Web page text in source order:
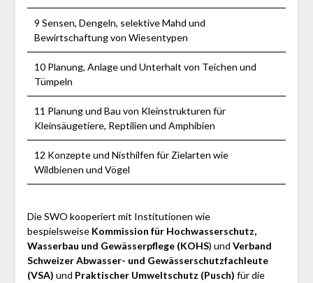
9 Sensen, Dengeln, selektive Mahd und
Bewirtschaftung von Wiesentypen
10 Planung, Anlage und Unterhalt von Teichen und
Tümpeln
11 Planung und Bau von Kleinstrukturen für
Kleinsäugetiere, Reptilien und Amphibien
12 Konzepte und Nisthilfen für Zielarten wie
Wildbienen und Vögel
Die SWO kooperiert mit Institutionen wie
bespielsweise Kommission für Hochwasserschutz,
Wasserbau und Gewässerpflege (KOHS) und Verband
Schweizer Abwasser- und Gewässerschutzfachleute
(VSA) und Praktischer Umweltschutz (Pusch) für die